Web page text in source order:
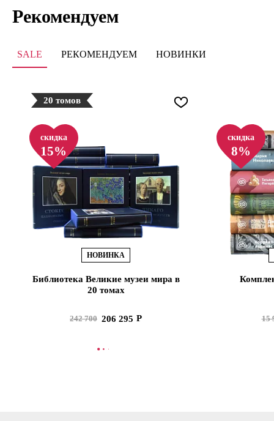
Рекомендуем
SALE РЕКОМЕНДУЕМ НОВИНКИ
20 томов
скидка
15%
НОВИНКА
Библиотека Великие музеи мира в
20 томах
242 700 206 295
В КОРЗИНУ
скидка
8%
15